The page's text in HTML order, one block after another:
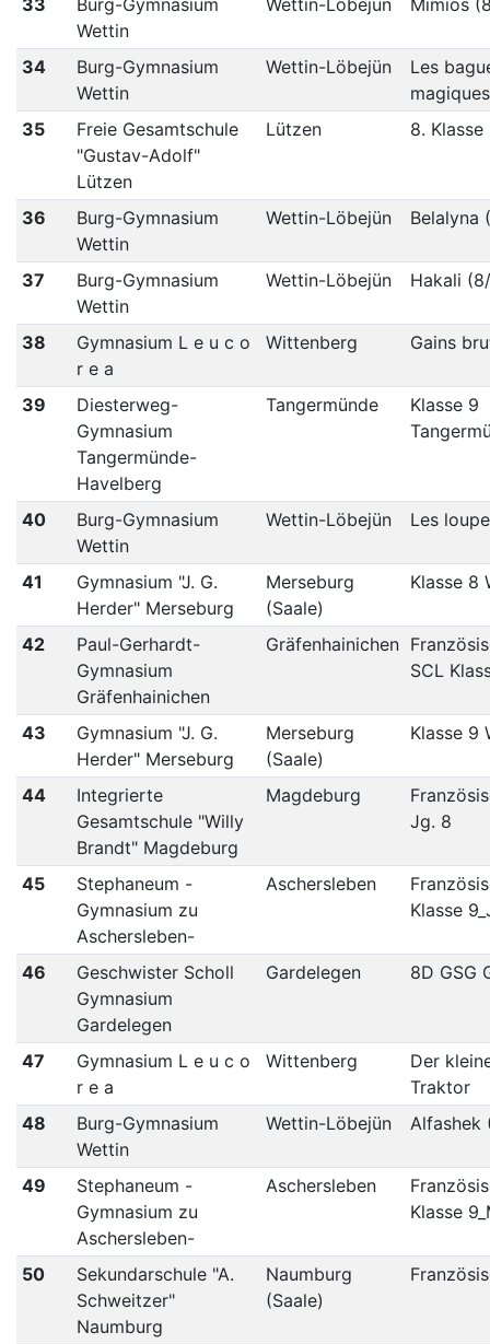
Wettin
34
Burg-Gymnasium
Wettin
Wettin-Löbejün
Les
magiques
35
Freie Gesamtschule
"Gustav-Adolf"
Lützen
Lützen 8. Klasse
36
Burg-Gymnasium
Wettin
Wettin-Löbejün Belalyna
37
Burg-Gymnasium
Wettin
Wettin-Löbejün Hakali
38
Gymnasium L e u c o
r e a
Wittenberg Gains
39
Diesterweg-
Gymnasium
Tangermünde-
Havelberg
Tangermünde
Klasse 9
40
Burg-Gymnasium
Wettin
Wettin-Löbejün Les
41
Gymnasium "J. G.
Herder" Merseburg
Merseburg
(Saale)
Klasse 8
42
Paul-Gerhardt-
Gymnasium
Gräfenhainichen
Gräfenhainichen
SCL
43
Gymnasium "J. G.
Herder" Merseburg
Merseburg
(Saale)
Klasse 9
44
Integrierte
Gesamtschule "Willy
Brandt" Magdeburg
Magdeburg
Jg. 8
45
Stephaneum -
Gymnasium zu
Aschersleben-
Aschersleben
Klasse
46
Geschwister Scholl
Gymnasium
Gardelegen
Gardelegen 8D GSG
47
Gymnasium L e u c o
r e a
Wittenberg
Der
Traktor
48
Burg-Gymnasium
Wettin
Wettin-Löbejün Alfashek
49
Stephaneum -
Gymnasium zu
Aschersleben-
Aschersleben
Klasse
50
Sekundarschule "A.
Schweitzer"
Naumburg
Naumburg
(Saale)